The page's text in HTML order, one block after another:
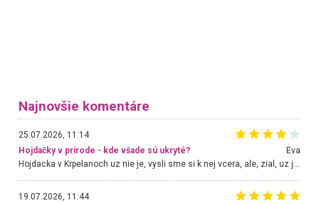
Najnovšie komentáre
25.07.2026, 11:14
Hojdačky v prírode - kde všade sú ukryté?
Eva
Hojdacka v Krpelanoch uz nie je, vysli sme si k nej vcera, ale, zial, uz je znicena. Ak sem planujete cestu len kvoli hojdacke, mozete si ju usetrit. Krasny vyhlad je tu vsak aj bez hojdacky :-)
19.07.2026, 11:44